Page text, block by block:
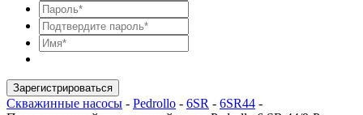
Зарегистрироваться
Скважинные насосы - Pedrollo - 6SR - 6SR44 -